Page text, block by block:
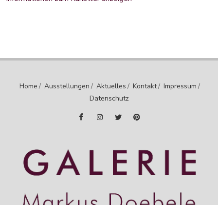
Home / Ausstellungen / Aktuelles / Kontakt/ Impressum /
Datenschutz